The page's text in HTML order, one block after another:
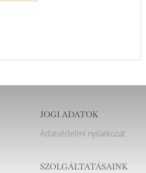
JOGI ADATOK
Adatvédelmi nyilatkozat
SZOLGÁLTATÁSAINK